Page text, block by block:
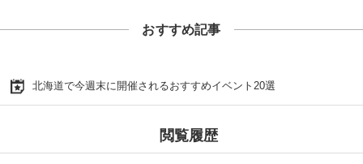
おすすめ記事
北海道で今週末に開催されるおすすめイベント20選
閲覧履歴